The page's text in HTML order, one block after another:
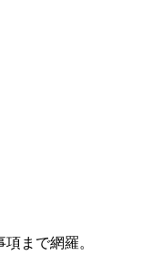
まで網羅。